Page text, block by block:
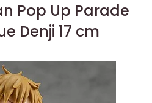
Pop Up Parade
Denji 17 cm